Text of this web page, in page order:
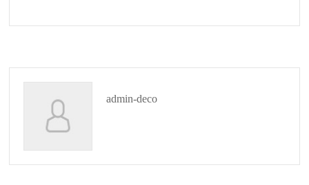
admin-deco